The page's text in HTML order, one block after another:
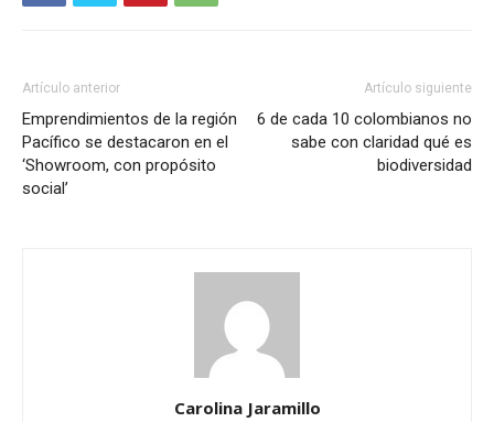
Artículo anterior
Emprendimientos de la región
Pacífico se destacaron en el
‘Showroom, con propósito
social’
Artículo siguiente
6 de cada 10 colombianos no
sabe con claridad qué es
biodiversidad
Carolina Jaramillo